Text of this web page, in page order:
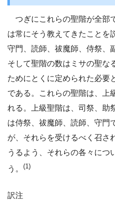
つぎにこれらの聖階が全部
は常にそう教えてきたことを
守門、読師、祓魔師、侍祭、
そして聖階の数はミサの聖な
ためにとくに定められた必要
である。これらの聖階は、上
れる。上級聖階は、司祭、助
は侍祭、祓魔師、読師、守門
が、それらを受けるべく召さ
うるよう、それらの各々につ
う。 (1)
訳注